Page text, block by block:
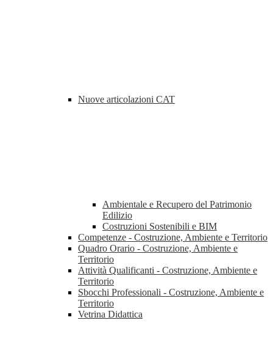
Nuove articolazioni CAT
Ambientale e Recupero del Patrimonio
Edilizio
Costruzioni Sostenibili e BIM
Competenze - Costruzione, Ambiente e Territorio
Quadro Orario - Costruzione, Ambiente e
Territorio
Attività Qualificanti - Costruzione, Ambiente e
Territorio
Sbocchi Professionali - Costruzione, Ambiente e
Territorio
Vetrina Didattica